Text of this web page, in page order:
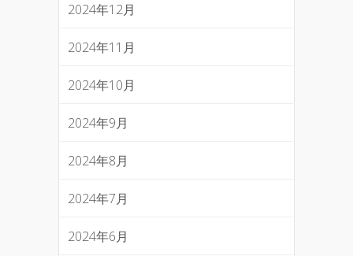
2024年12月
2024年11月
2024年10月
2024年9月
2024年8月
2024年7月
2024年6月